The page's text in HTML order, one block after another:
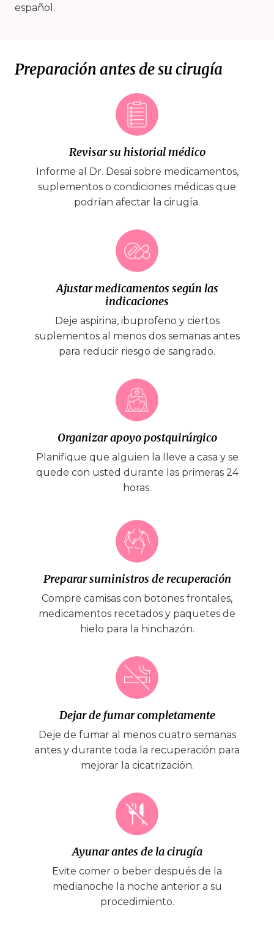
español.
Preparación antes de su cirugía
Revisar su historial médico
Informe al Dr. Desai sobre medicamentos,
suplementos o condiciones médicas que
podrían afectar la cirugía.
Ajustar medicamentos según las
indicaciones
Deje aspirina, ibuprofeno y ciertos
suplementos al menos dos semanas antes
para reducir riesgo de sangrado.
Organizar apoyo postquirúrgico
Planifique que alguien la lleve a casa y se
quede con usted durante las primeras 24
horas.
Preparar suministros de recuperación
Compre camisas con botones frontales,
medicamentos recetados y paquetes de
hielo para la hinchazón.
Dejar de fumar completamente
Deje de fumar al menos cuatro semanas
antes y durante toda la recuperación para
mejorar la cicatrización.
Ayunar antes de la cirugía
Evite comer o beber después de la
medianoche la noche anterior a su
procedimiento.